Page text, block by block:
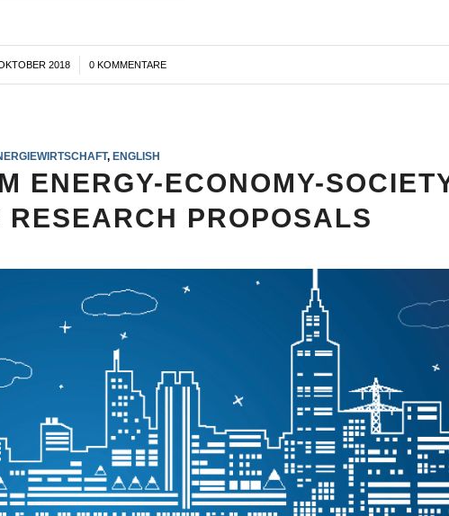
2018
/ 0 KOMMENTARE
, ENGLISH
ENERGY-ECONOMY-
PROPOSALS